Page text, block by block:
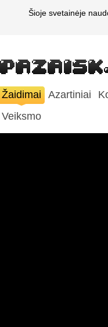
Šioje svetainėje
Žaidimai Azartiniai
Veiksmo